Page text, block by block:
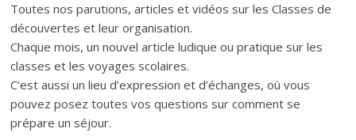
de
découvertes
Toutes nos parutions, articles et vidéos sur les Classes de
découvertes et leur organisation.
Chaque mois, un nouvel article ludique ou pratique sur les
classes et les voyages scolaires.
C’est aussi un lieu d’expression et d’échanges, où vous
pouvez posez toutes vos questions sur comment se
prépare un séjour.